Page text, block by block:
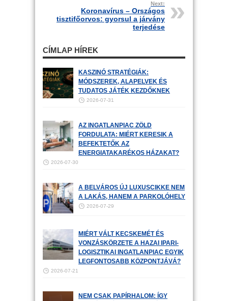
Next:
Koronavírus – Országos
tisztifőorvos: gyorsul a járvány
terjedése
CÍMLAP HÍREK
KASZINÓ STRATÉGIÁK:
MÓDSZEREK, ALAPELVEK ÉS
TUDATOS JÁTÉK KEZDŐKNEK
2026-07-31
AZ INGATLANPIAC ZÖLD
FORDULATA: MIÉRT KERESIK A
BEFEKTETŐK AZ
ENERGIATAKARÉKOS HÁZAKAT?
2026-07-30
A BELVÁROS ÚJ LUXUSCIKKE NEM
A LAKÁS, HANEM A PARKOLÓHELY
2026-07-29
MIÉRT VÁLT KECSKEMÉT ÉS
VONZÁSKÖRZETE A HAZAI IPARI-
LOGISZTIKAI INGATLANPIAC EGYIK
LEGFONTOSABB KÖZPONTJÁVÁ?
2026-07-21
NEM CSAK PAPÍRHALOM: ÍGY